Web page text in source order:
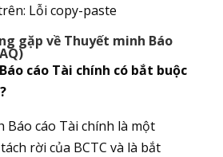
Lỗi copy-paste
gặp về Thuyết minh Báo
cáo Tài chính có bắt buộc
Báo cáo Tài chính là một
rời của BCTC và là bắt